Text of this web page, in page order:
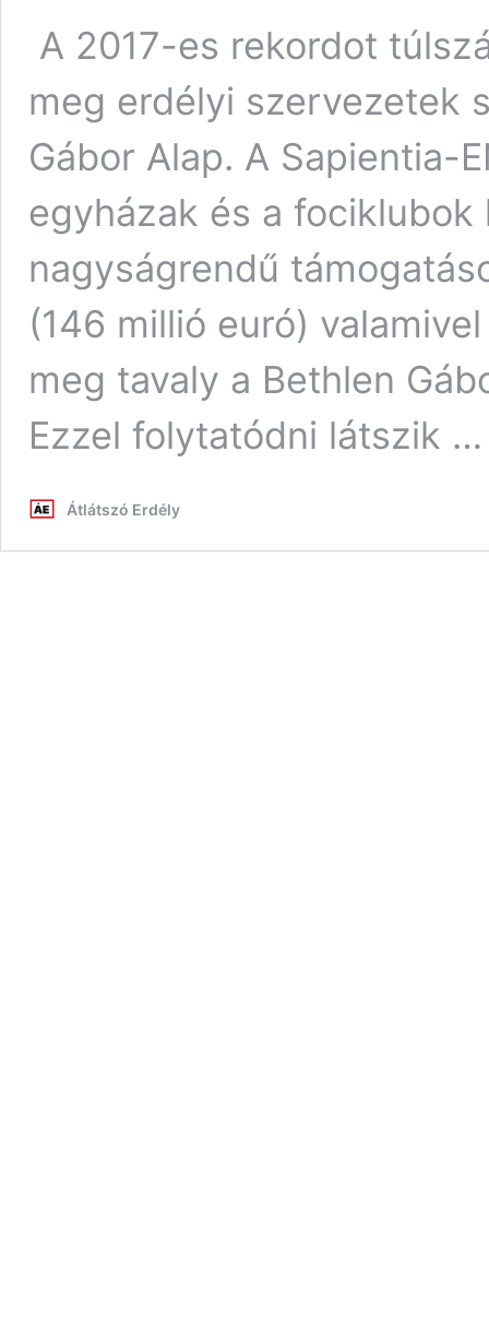
A 2017-es rekordot
meg erdélyi szervezetek
Gábor Alap. A Sapientia-
egyházak és a
nagyságrendű
(146 millió euró)
meg tavaly a Bethlen
Ezzel folytatódni látszik
Átlátszó Erdély